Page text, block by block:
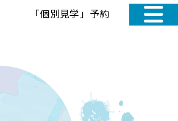
「個別見学」予約